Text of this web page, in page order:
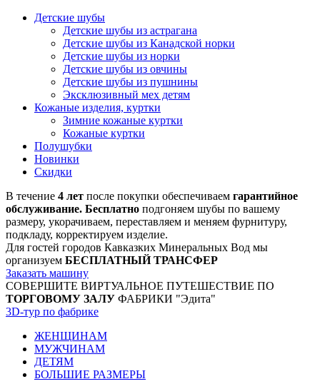
Детские шубы
Детские шубы из астрагана
Детские шубы из Канадской норки
Детские шубы из норки
Детские шубы из овчины
Детские шубы из пушнины
Эксклюзивный мех детям
Кожаные изделия, куртки
Зимние кожаные куртки
Кожаные куртки
Полушубки
Новинки
Скидки
В течение 4 лет после покупки обеспечиваем гарантийное
обслуживание. Бесплатно подгоняем шубы по вашему
размеру, укорачиваем, переставляем и меняем фурнитуру,
подкладу, корректируем изделие.
Для гостей городов Кавказких Минеральных Вод мы
организуем БЕСПЛАТНЫЙ ТРАНСФЕР
Заказать машину
СОВЕРШИТЕ ВИРТУАЛЬНОЕ ПУТЕШЕСТВИЕ ПО
ТОРГОВОМУ ЗАЛУ ФАБРИКИ "Эдита"
3D-тур по фабрике
ЖЕНЩИНАМ
МУЖЧИНАМ
ДЕТЯМ
БОЛЬШИЕ РАЗМЕРЫ